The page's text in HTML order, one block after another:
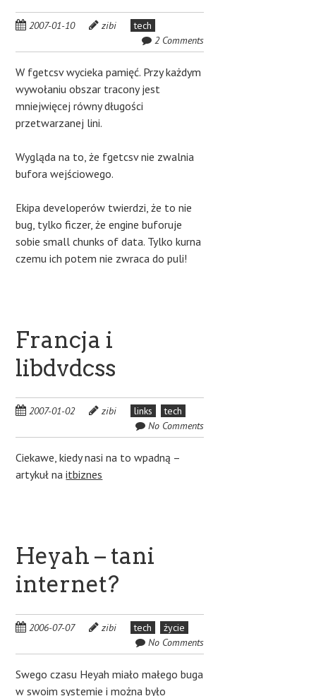
2007-01-10 zibi
tech
2 Comments
W fgetcsv wycieka pamięć. Przy każdym
wywołaniu obszar tracony jest
mniejwięcej równy długości
przetwarzanej lini.
Wygląda na to, że fgetcsv nie zwalnia
bufora wejściowego.
Ekipa developerów twierdzi, że to nie
bug, tylko ficzer, że engine buforuje
sobie small chunks of data. Tylko kurna
czemu ich potem nie zwraca do puli!
Francja i
libdvdcss
2007-01-02 zibi links
tech
No Comments
Ciekawe, kiedy nasi na to wpadną –
artykuł naitbiznes
Heyah – tani
internet?
2006-07-07 zibi tech
życie
No Comments
Swego czasu Heyah miało małego buga
w swoim systemie i można było